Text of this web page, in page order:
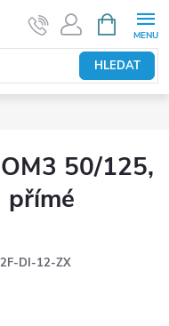
HLEDAT
NÁKUPNÍ
KOŠÍK
50/125,
přímé
DI-12-ZX